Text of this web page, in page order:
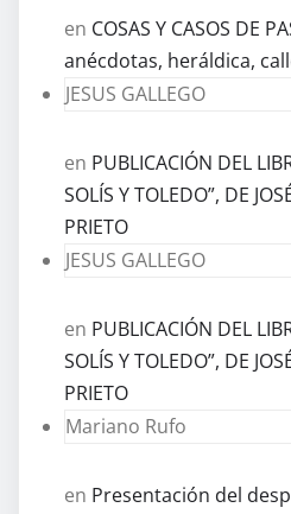
en COSAS Y CASOS DE
anécdotas, heráldica,
JESUS GALLEGO
en PUBLICACIÓN DEL
SOLÍS Y TOLEDO”, DE
PRIETO
JESUS GALLEGO
en PUBLICACIÓN DEL
SOLÍS Y TOLEDO”, DE
PRIETO
Mariano Rufo
en Presentación del